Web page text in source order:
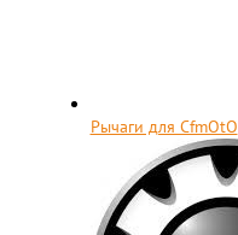
Рычаги для СfmOtO